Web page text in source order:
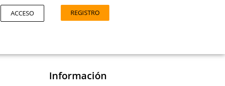
ACCESO REGISTRO
Información